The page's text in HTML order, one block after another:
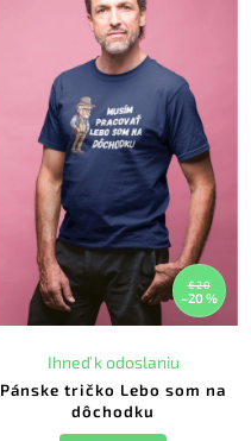
€20
–20 %
Pánske tričko Lebo som na
dôchodku
Ihneď k odoslaniu